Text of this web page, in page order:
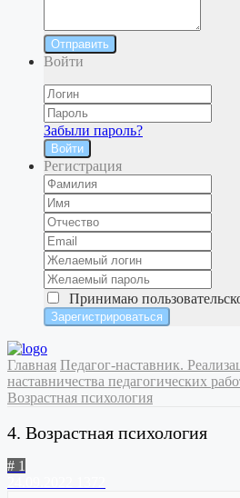
Отправить
Войти
Забыли пароль?
Войти
Регистрация
Принимаю
Главная Педагог-наставник.
наставничества педагогических
Возрастная психология
4. Возрастная психология
# 1